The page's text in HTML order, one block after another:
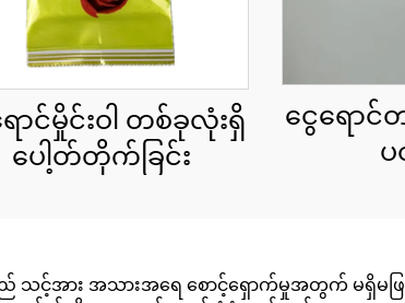
ာင်မှိုင်းဝါ တစ်ခုလုံးရှိ
ပေါ့တ်တိုက်ခြင်း
ငွေရော
ပ
င့်အား အသားအရေ စောင့်ရှောက်မှုအတွက် မရှိမ